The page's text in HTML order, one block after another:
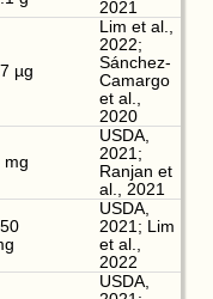
2021
µg
Lim et al.,
2022;
Sánchez-
Camargo
et al.,
2020
mg
USDA,
2021;
Ranjan et
al., 2021
USDA,
2021; Lim
et al.,
2022
USDA,